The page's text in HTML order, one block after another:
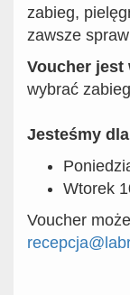
zabieg,
zawsze
Voucher jest
wybrać
Jesteśmy
Wtorek
Voucher